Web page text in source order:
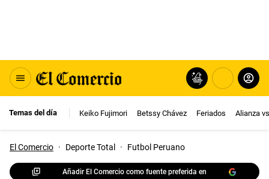
Temas del día Keiko Fujimori Betssy Chávez Feriados Alianza
El Comercio · Deporte Total · Futbol Peruano
Añadir El Comercio como fuente preferida en